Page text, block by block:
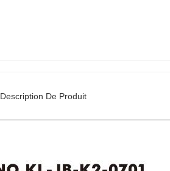
Description De Produit